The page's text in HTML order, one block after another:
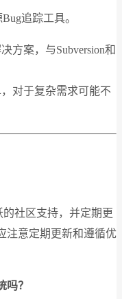
追踪工具。
方案，与Subversion和
对于复杂需求可能不
社区支持，并定期更
注意定期更新和遵循优
？